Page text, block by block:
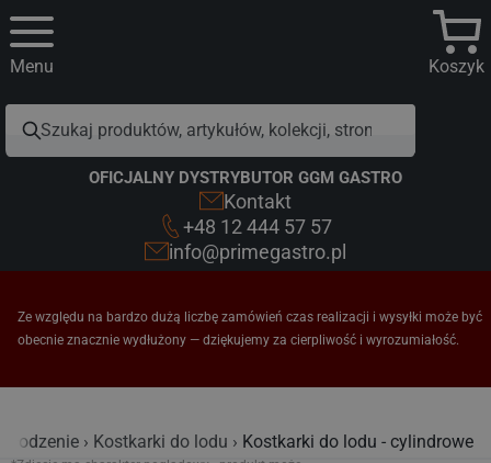
Koszyk
Menu
OFICJALNY DYSTRYBUTOR GGM GASTRO
Kontakt
+48 12 444 57 57
info@primegastro.pl
Ze względu na bardzo dużą liczbę zamówień czas realizacji i wysyłki może być
obecnie znacznie wydłużony — dziękujemy za cierpliwość i wyrozumiałość.
Kostkarki do lodu Kostkarki do lodu - cylindrowe